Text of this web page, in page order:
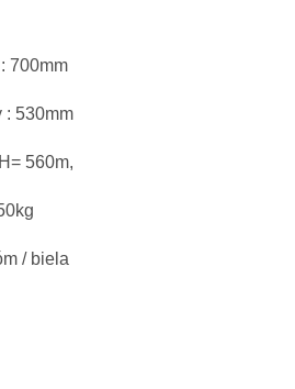
700mm
: 530mm
560m,
/ biela